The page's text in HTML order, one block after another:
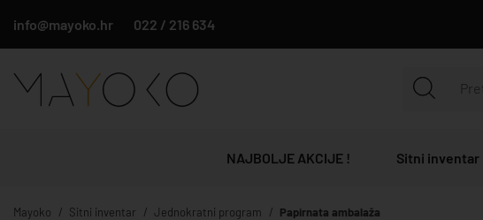
info@mayoko.hr 022 / 216 634
NAJBOLJE AKCIJE ! Sitni inventar
Mayoko Sitni inventar Jednokratni program Papirnata ambalaža